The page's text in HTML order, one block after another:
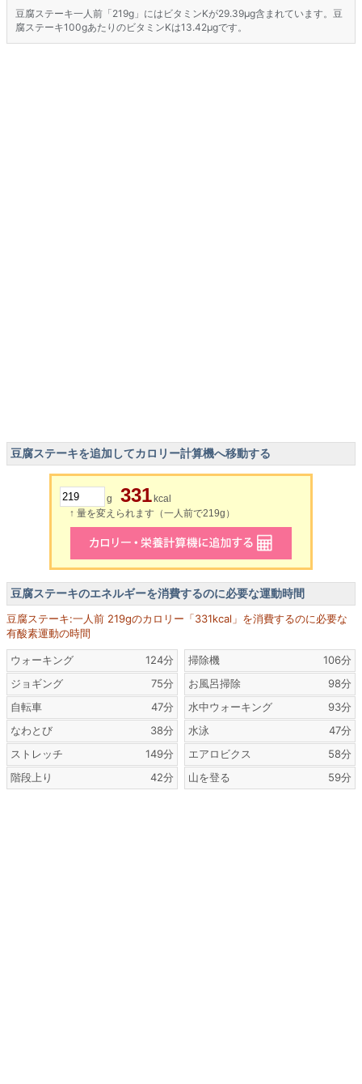
豆腐ステーキ一人前「219g」にはビタミンKが29.39μg含まれています。豆
腐ステーキ100gあたりのビタミンKは13.42μgです。
豆腐ステーキを追加してカロリー計算機へ移動する
g 331 kcal
↑ 量を変えられます（一人前で219g）
豆腐ステーキのエネルギーを消費するのに必要な運動時間
豆腐ステーキ:一人前 219gのカロリー「331kcal」を消費するのに必要な
有酸素運動の時間
ウォーキング
124分
ジョギング
75分
自転車
47分
なわとび
38分
ストレッチ
149分
階段上り
42分
掃除機
106分
お風呂掃除
98分
水中ウォーキング
93分
水泳
47分
エアロビクス
58分
山を登る
59分